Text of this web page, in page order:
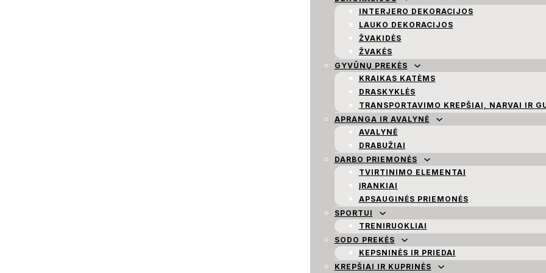
INTERJERO DEKORACIJOS
LAUKO DEKORACIJOS
ŽVAKIDĖS
ŽVAKĖS
GYVŪNŲ PREKĖS
KRAIKAS KATĖMS
DRASKYKLĖS
TRANSPORTAVIMO KREPŠIAI, NARVAI IR
APRANGA IR AVALYNĖ
AVALYNĖ
DRABUŽIAI
DARBO PRIEMONĖS
TVIRTINIMO ELEMENTAI
ĮRANKIAI
APSAUGINĖS PRIEMONĖS
SPORTUI
TRENIRUOKLIAI
SODO PREKĖS
KEPSNINĖS IR PRIEDAI
KREPŠIAI IR KUPRINĖS